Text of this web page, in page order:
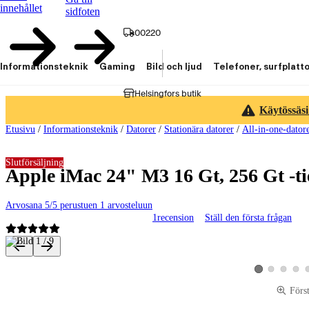
innehållet
sidfoten
00220
Helsingfors butik
Informationsteknik Gaming Bild och ljud Telefoner,
Etusivu / Informationsteknik / Datorer / Stationära datorer / All-in-one-
Apple iMac 24" M3 16 Gt, 256 Gt -
Arvosana 5/5 perustuen 1 arvosteluun
1recension Ställ den första frågan
Slutförsäljning
Produktbilder och videor
Visa produktbild
Visa produktbild
Visa Visa